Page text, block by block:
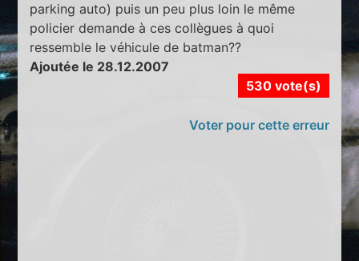
parking auto) puis un peu plus loin le même
policier demande à ces collègues à quoi
ressemble le véhicule de batman??
Ajoutée le 28.12.2007
530 vote(s)
Voter pour cette erreur